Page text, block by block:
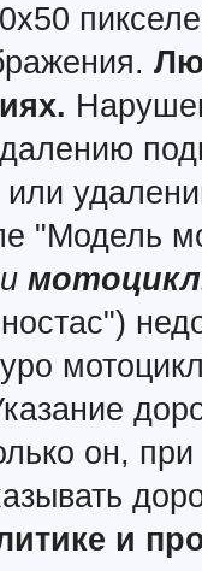
или
"Модель
он,
и